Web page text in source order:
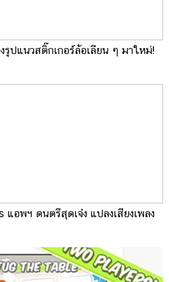
ปแนวสติ๊กเกอร์ล้อเลียน ๆ มาใหม่!
อพฯ ดนตรีสุดเจ๋ง แปลงเสียงเพลง